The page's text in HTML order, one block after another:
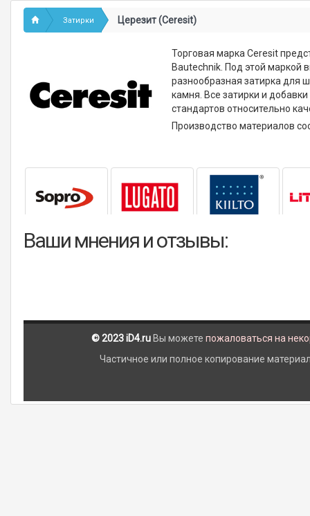
Затирки Церезит (Ceresit)
Торговая марка Ceresit
Bautechnik. Под этой маркой
разнообразная затирка для
камня. Все затирки и
стандартов относительно
Производство материалов
Ваши мнения и отзывы:
© 2023 iD4.ru Вы можете пожаловаться на
Частичное или полное копирование